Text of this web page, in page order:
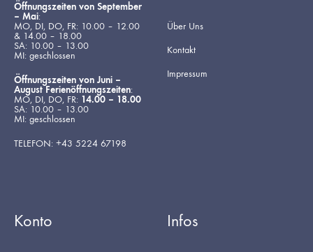
Öffnungszeiten von September
– Mai:
MO, DI, DO, FR: 10.00 – 12.00
& 14.00 – 18.00
SA: 10.00 – 13.00
MI: geschlossen
Öffnungszeiten von Juni –
August Ferienöffnungszeiten:
MO, DI, DO, FR: 14.00 – 18.00
SA: 10.00 – 13.00
MI: geschlossen
TELEFON: +43 5224 67198
Über Uns
Kontakt
Impressum
Konto Infos